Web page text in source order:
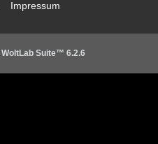
Impressum
WoltLab Suite™ 6.2.6